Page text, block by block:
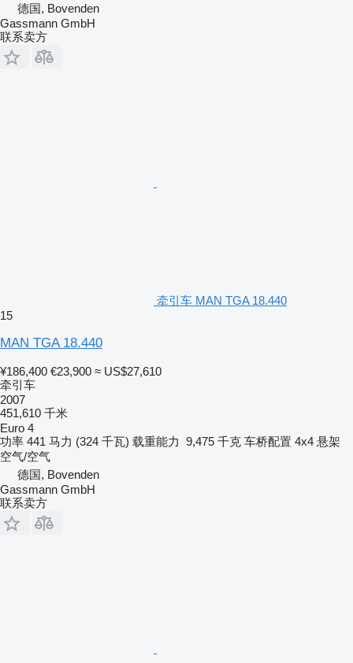
德国, Bovenden
Gassmann GmbH
联系卖方
牵引车 MAN TGA 18.440
15
MAN TGA 18.440
¥186,400 €23,900 ≈ US$27,610
牵引车
2007
451,610 千米
Euro 4
功率 441 马力 (324 千瓦) 载重能力 9,475 千克 车桥配置 4x4 悬架
空气/空气
德国, Bovenden
Gassmann GmbH
联系卖方